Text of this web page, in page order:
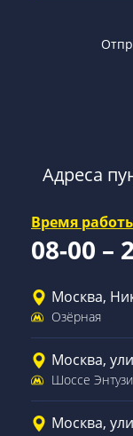
Адреса
Время
08-00 –
Москва,
Озёрная
Москва,
Шоссе
Москва,